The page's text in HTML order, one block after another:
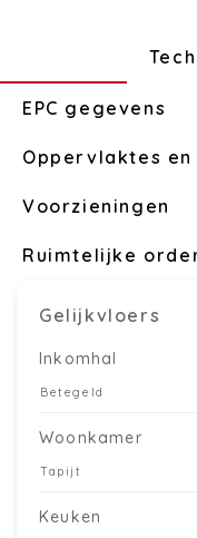
EPC gegevens
Oppervlaktes
Voorzieningen
Ruimtelijke
Gelijkvloers
Inkomhal
Betegeld
Woonkamer
Tapijt
Keuken